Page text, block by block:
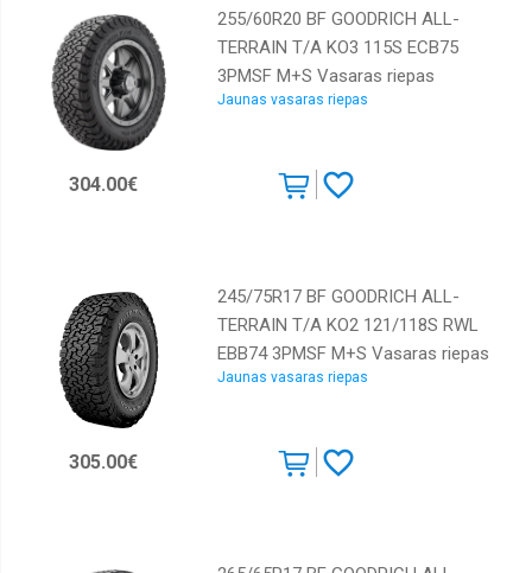
255/60R20 BF GOODRICH ALL-
TERRAIN T/A KO3 115S ECB75
3PMSF M+S Vasaras riepas
Jaunas vasaras riepas
304.00€
245/75R17 BF GOODRICH ALL-
TERRAIN T/A KO2 121/118S RWL
EBB74 3PMSF M+S Vasaras riepas
Jaunas vasaras riepas
305.00€